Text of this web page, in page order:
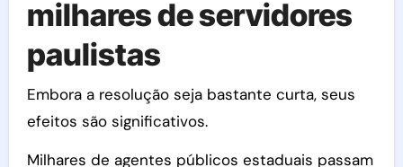
milhares de servidores
paulistas
Embora a resolução seja bastante curta, seus
efeitos são significativos.
Milhares de agentes públicos estaduais passam